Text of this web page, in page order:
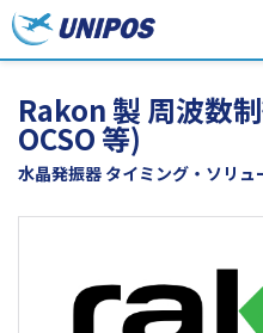
Rakon 製 周波数
OCSO 等)
水晶発振器 タイミング・ソリュ